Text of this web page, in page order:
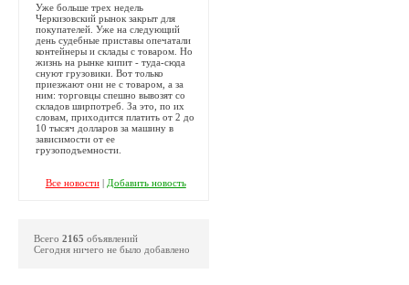
Уже больше трех недель
Черкизовский рынок закрыт для
покупателей. Уже на следующий
день судебные приставы опечатали
контейнеры и склады с товаром. Но
жизнь на рынке кипит - туда-сюда
снуют грузовики. Вот только
приезжают они не с товаром, а за
ним: торговцы спешно вывозят со
складов ширпотреб. За это, по их
словам, приходится платить от 2 до
10 тысяч долларов за машину в
зависимости от ее
грузоподъемности.
Все новости| Добавить новость
Всего 2165 объявлений
Сегодня ничего не было добавлено